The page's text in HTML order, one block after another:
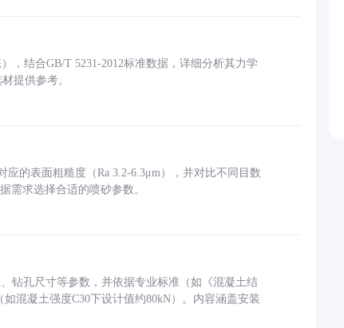
，结合GB/T 5231-2012标准数据，详细分析其力学
提供参考。
的表面粗糙度（Ra 3.2-6.3μm），并对比不同目数
需求选择合适的喷砂参数。
钻孔尺寸等参数，并依据专业标准（如《混凝土结
混凝土强度C30下设计值约80kN）。内容涵盖安装